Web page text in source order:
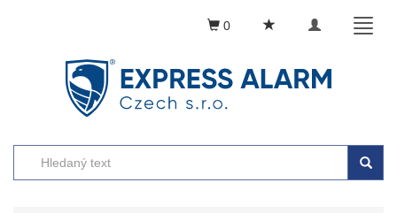
Toggle
0